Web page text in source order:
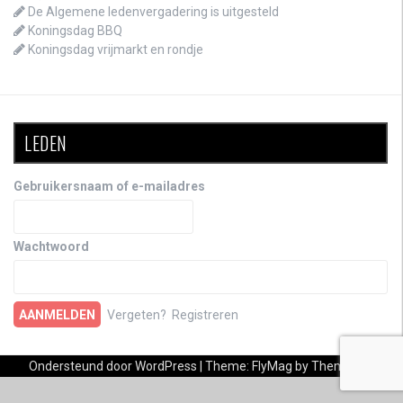
De Algemene ledenvergadering is uitgesteld
Koningsdag BBQ
Koningsdag vrijmarkt en rondje
LEDEN
Gebruikersnaam of e-mailadres
Wachtwoord
Vergeten? Registreren
Ondersteund door WordPress Theme: FlyMag by Themeisle.